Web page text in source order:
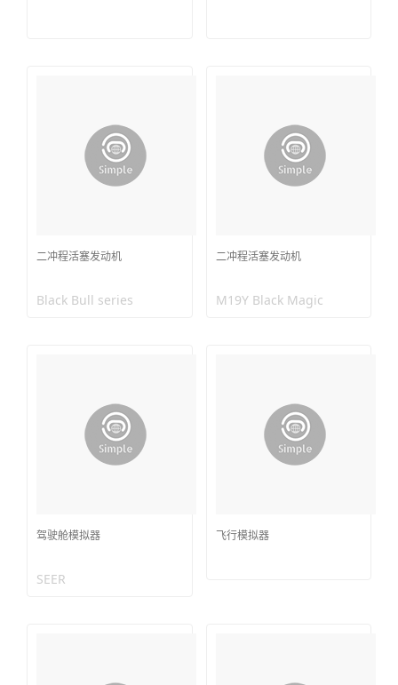
二冲程活塞发动机
Black Bull series
二冲程活塞发动机
M19Y Black Magic
驾驶舱模拟器
SEER
飞行模拟器